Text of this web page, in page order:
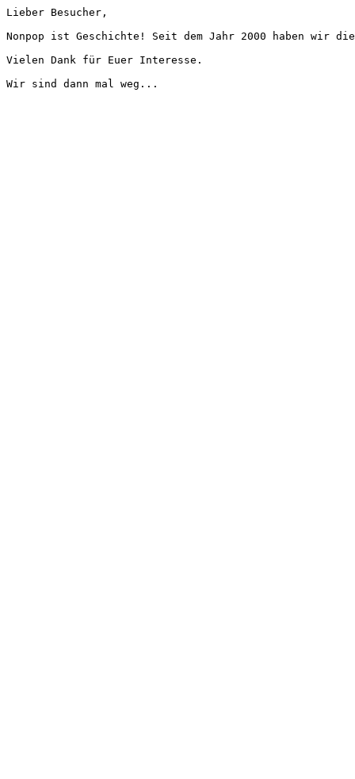
Lieber Besucher,
Nonpop ist Geschichte! Seit dem Jahr 2000 haben wir
Vielen Dank für Euer Interesse.
Wir sind dann mal weg...